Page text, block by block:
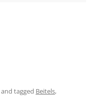
and tagged Beitels,